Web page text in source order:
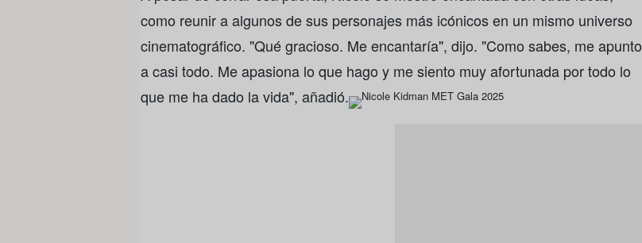
como reunir a algunos de sus personajes más icónicos en un mismo universo
cinematográfico. "Qué gracioso. Me encantaría", dijo. "Como sabes, me apunto
a casi todo. Me apasiona lo que hago y me siento muy afortunada por todo lo
que me ha dado la vida", añadió.